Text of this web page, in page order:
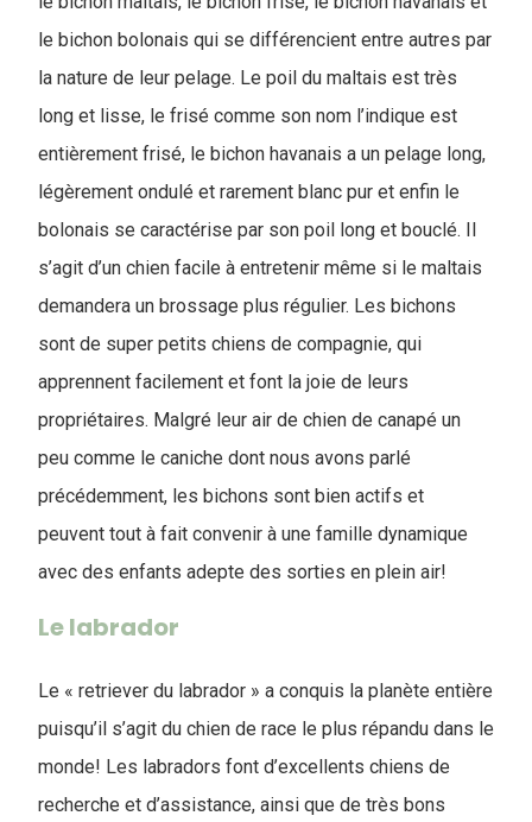
le bichon bolonais qui se différencient entre autres par
la nature de leur pelage. Le poil du maltais est très
long et lisse, le frisé comme son nom l’indique est
entièrement frisé, le bichon havanais a un pelage long,
légèrement ondulé et rarement blanc pur et enfin le
bolonais se caractérise par son poil long et bouclé. Il
s’agit d’un chien facile à entretenir même si le maltais
demandera un brossage plus régulier. Les bichons
sont de super petits chiens de compagnie, qui
apprennent facilement et font la joie de leurs
propriétaires. Malgré leur air de chien de canapé un
peu comme le caniche dont nous avons parlé
précédemment, les bichons sont bien actifs et
peuvent tout à fait convenir à une famille dynamique
avec des enfants adepte des sorties en plein air!
Le labrador
Le « retriever du labrador » a conquis la planète entière
puisqu’il s’agit du chien de race le plus répandu dans le
monde! Les labradors font d’excellents chiens de
recherche et d’assistance, ainsi que de très bons